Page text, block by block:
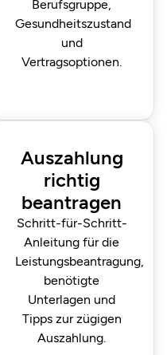
Berufsgruppe,
Gesundheitszustand
und
Vertragsoptionen.
Auszahlung
richtig
beantragen
Schritt-für-Schritt-
Anleitung für die
Leistungsbeantragung,
benötigte
Unterlagen und
Tipps zur zügigen
Auszahlung.